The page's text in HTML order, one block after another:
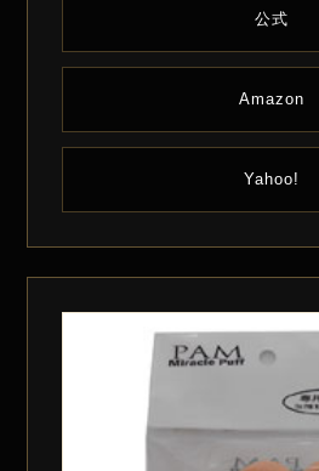
公式
Amazon
Yahoo!